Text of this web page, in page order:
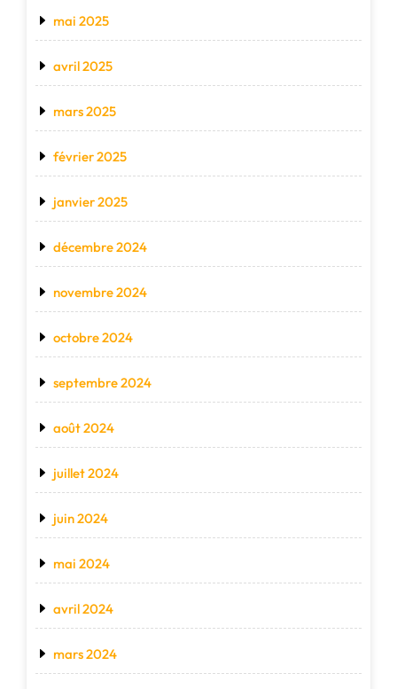
mai 2025
avril 2025
mars 2025
février 2025
janvier 2025
décembre 2024
novembre 2024
octobre 2024
septembre 2024
août 2024
juillet 2024
juin 2024
mai 2024
avril 2024
mars 2024